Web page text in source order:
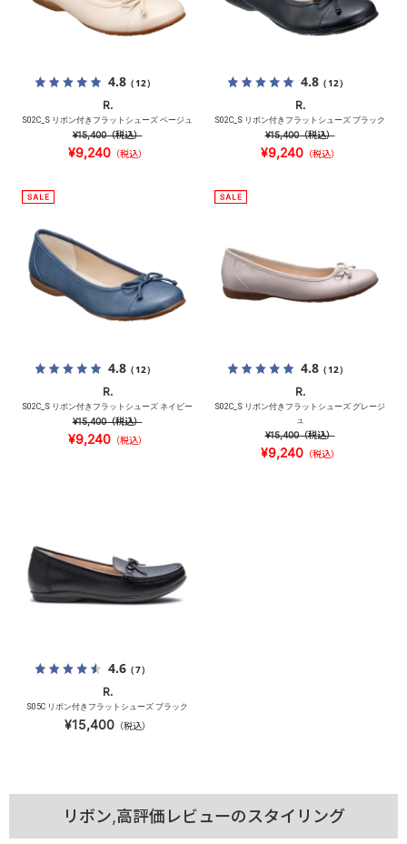
4.8（12）
R.
S02C_S リボン付きフラットシューズ ベージュ
¥15,400（税込）
¥9,240（税込）
4.8（12）
R.
S02C_S リボン付きフラットシューズ ブラック
¥15,400（税込）
¥9,240（税込）
4.8（12）
R.
S02C_S リボン付きフラットシューズ ネイビー
¥15,400（税込）
¥9,240（税込）
4.8（12）
R.
S02C_S リボン付きフラットシューズ グレージ
ュ
¥15,400（税込）
¥9,240（税込）
4.6（7）
R.
S05C リボン付きフラットシューズ ブラック
¥15,400（税込）
リボン,高評価レビューのスタイリング